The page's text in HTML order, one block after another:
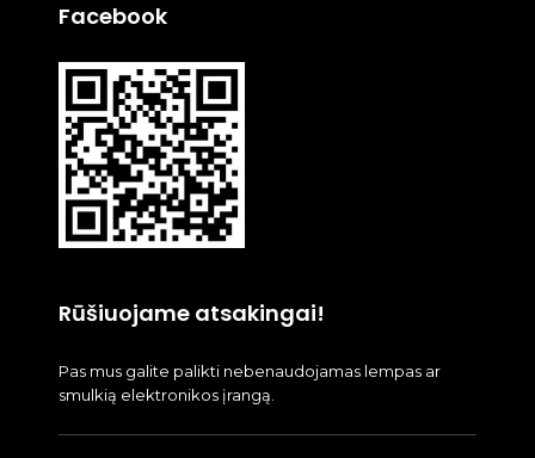
Facebook
Rūšiuojame atsakingai!
Pas mus galite palikti nebenaudojamas lempas ar
smulkią elektronikos įrangą.